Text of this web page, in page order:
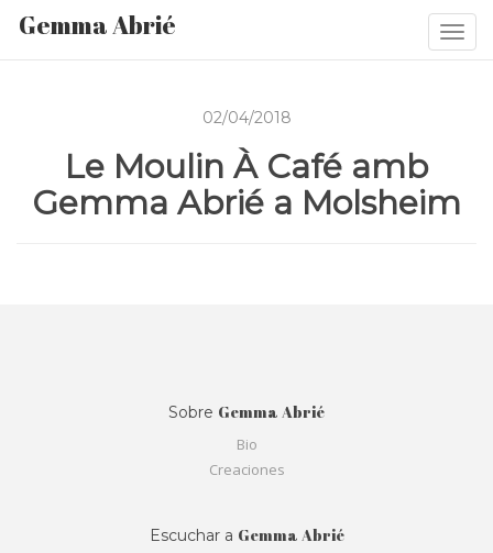
Gemma Abrié
02/04/2018
Le Moulin À Café amb
Gemma Abrié a Molsheim
Sobre Gemma Abrié
Bio
Creaciones
Escuchar a Gemma Abrié